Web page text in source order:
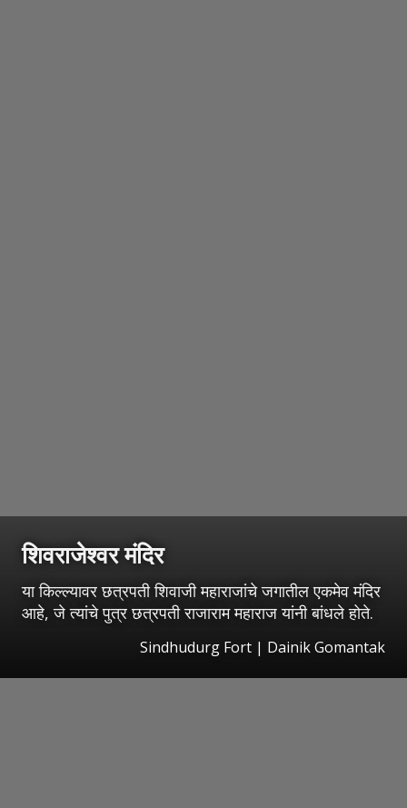
शिवराजेश्वर मंदिर
या किल्ल्यावर छत्रपती शिवाजी महाराजांचे जगातील एकमेव मंदिर
आहे, जे त्यांचे पुत्र छत्रपती राजाराम महाराज यांनी बांधले होते.
Sindhudurg Fort | Dainik Gomantak